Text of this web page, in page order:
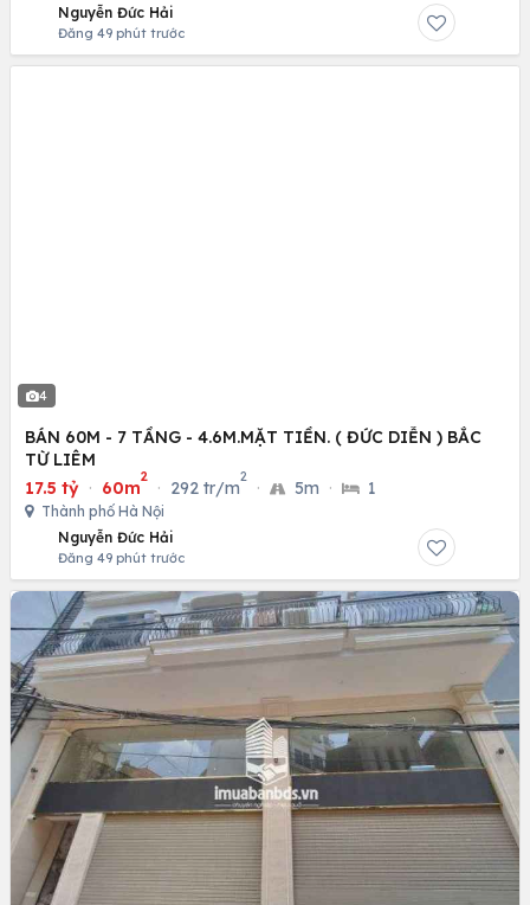
Nguyễn Đức Hải
Đăng 49 phút trước
4
BÁN 60M - 7 TẦNG - 4.6M.MẶT TIỀN. ( ĐỨC DIỄN ) BẮC
TỪ LIÊM
17.5 tỷ · 60m
2
· 292 tr/m
2
· 5m · 1
Thành phố Hà Nội
Nguyễn Đức Hải
Đăng 49 phút trước